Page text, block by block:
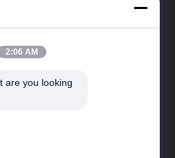
ンク
2:06 AM
are you looking